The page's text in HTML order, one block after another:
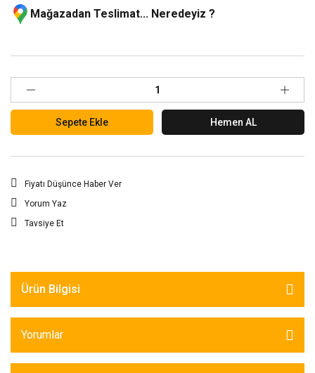
Mağazadan Teslimat... Neredeyiz ?
Sepete Ekle Hemen AL
Fiyatı Düşünce Haber Ver
Yorum Yaz
Tavsiye Et
Ürün Bilgisi
Yorumlar